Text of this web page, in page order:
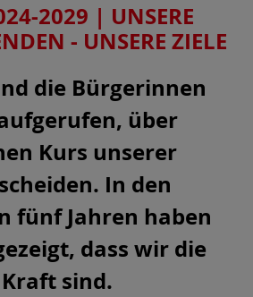
2029 | UNSERE
- UNSERE ZIELE
die Bürgerinnen
über
Kurs unserer
In den
fünf Jahren haben
dass wir die
sind.